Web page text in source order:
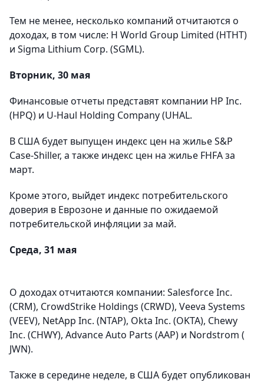
Тем не менее, несколько компаний отчитаются о
доходах, в том числе: H World Group Limited (HTHT)
и Sigma Lithium Corp. (SGML).
Вторник, 30 мая
Финансовые отчеты представят компании HP Inc.
(HPQ) и U-Haul Holding Company (UHAL.
В США будет выпущен индекс цен на жилье S&P
Case-Shiller, а также индекс цен на жилье FHFA за
март.
Кроме этого, выйдет индекс потребительского
доверия в Еврозоне и данные по ожидаемой
потребительской инфляции за май.
Среда, 31 мая
О доходах отчитаются компании: Salesforce Inc.
(CRM), CrowdStrike Holdings (CRWD), Veeva Systems
(VEEV), NetApp Inc. (NTAP), Okta Inc. (OKTA), Chewy
Inc. (CHWY), Advance Auto Parts (AAP) и Nordstrom (
JWN).
Также в середине неделе, в США будет опубликован